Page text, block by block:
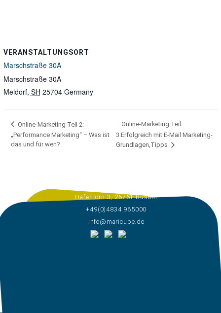
VERANSTALTUNGSORT
Marschstraße 30A
Marschstraße 30A
Meldorf, SH 25704 Germany
Online-Marketing Teil 2:
„Performance Marketing“ – Was ist
das und für wen?
Online-Marketing Teil
3:Erfolgreich mit E-Mail Marketing-
Grundlagen,Tipps
Hafentörn 3, 25761 Büsum
+49(0)4834 965000
info@maricube.de